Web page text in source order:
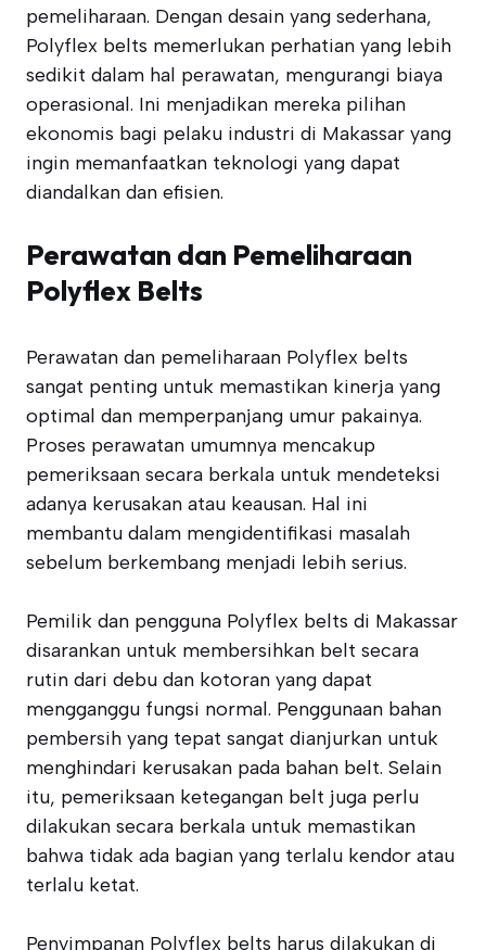
pemeliharaan. Dengan desain yang sederhana,
Polyflex belts memerlukan perhatian yang lebih
sedikit dalam hal perawatan, mengurangi biaya
operasional. Ini menjadikan mereka pilihan
ekonomis bagi pelaku industri di Makassar yang
ingin memanfaatkan teknologi yang dapat
diandalkan dan efisien.
Perawatan dan Pemeliharaan
Polyflex Belts
Perawatan dan pemeliharaan Polyflex belts
sangat penting untuk memastikan kinerja yang
optimal dan memperpanjang umur pakainya.
Proses perawatan umumnya mencakup
pemeriksaan secara berkala untuk mendeteksi
adanya kerusakan atau keausan. Hal ini
membantu dalam mengidentifikasi masalah
sebelum berkembang menjadi lebih serius.
Pemilik dan pengguna Polyflex belts di Makassar
disarankan untuk membersihkan belt secara
rutin dari debu dan kotoran yang dapat
mengganggu fungsi normal. Penggunaan bahan
pembersih yang tepat sangat dianjurkan untuk
menghindari kerusakan pada bahan belt. Selain
itu, pemeriksaan ketegangan belt juga perlu
dilakukan secara berkala untuk memastikan
bahwa tidak ada bagian yang terlalu kendor atau
terlalu ketat.
Penyimpanan Polyflex belts harus dilakukan di